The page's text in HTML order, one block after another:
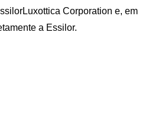
Corporation e, em
a Essilor.